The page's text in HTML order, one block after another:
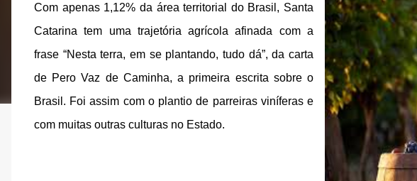
Com apenas 1,12% da área territorial do Brasil, Santa
Catarina tem uma trajetória agrícola afinada com a
frase “Nesta terra, em se plantando, tudo dá”, da carta
de Pero Vaz de Caminha, a primeira escrita sobre o
Brasil. Foi assim com o plantio de parreiras viníferas e
com muitas outras culturas no Estado.